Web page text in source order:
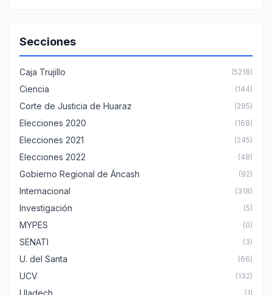
Secciones
Caja Trujillo (5218)
Ciencia (144)
Corte de Justicia de Huaraz (285)
Elecciones 2020 (168)
Elecciones 2021 (245)
Elecciones 2022 (48)
Gobierno Regional de Áncash (92)
Internacional (318)
Investigación (5)
MYPES (0)
SENATI (3)
U. del Santa (66)
UCV (132)
Uladech (1)